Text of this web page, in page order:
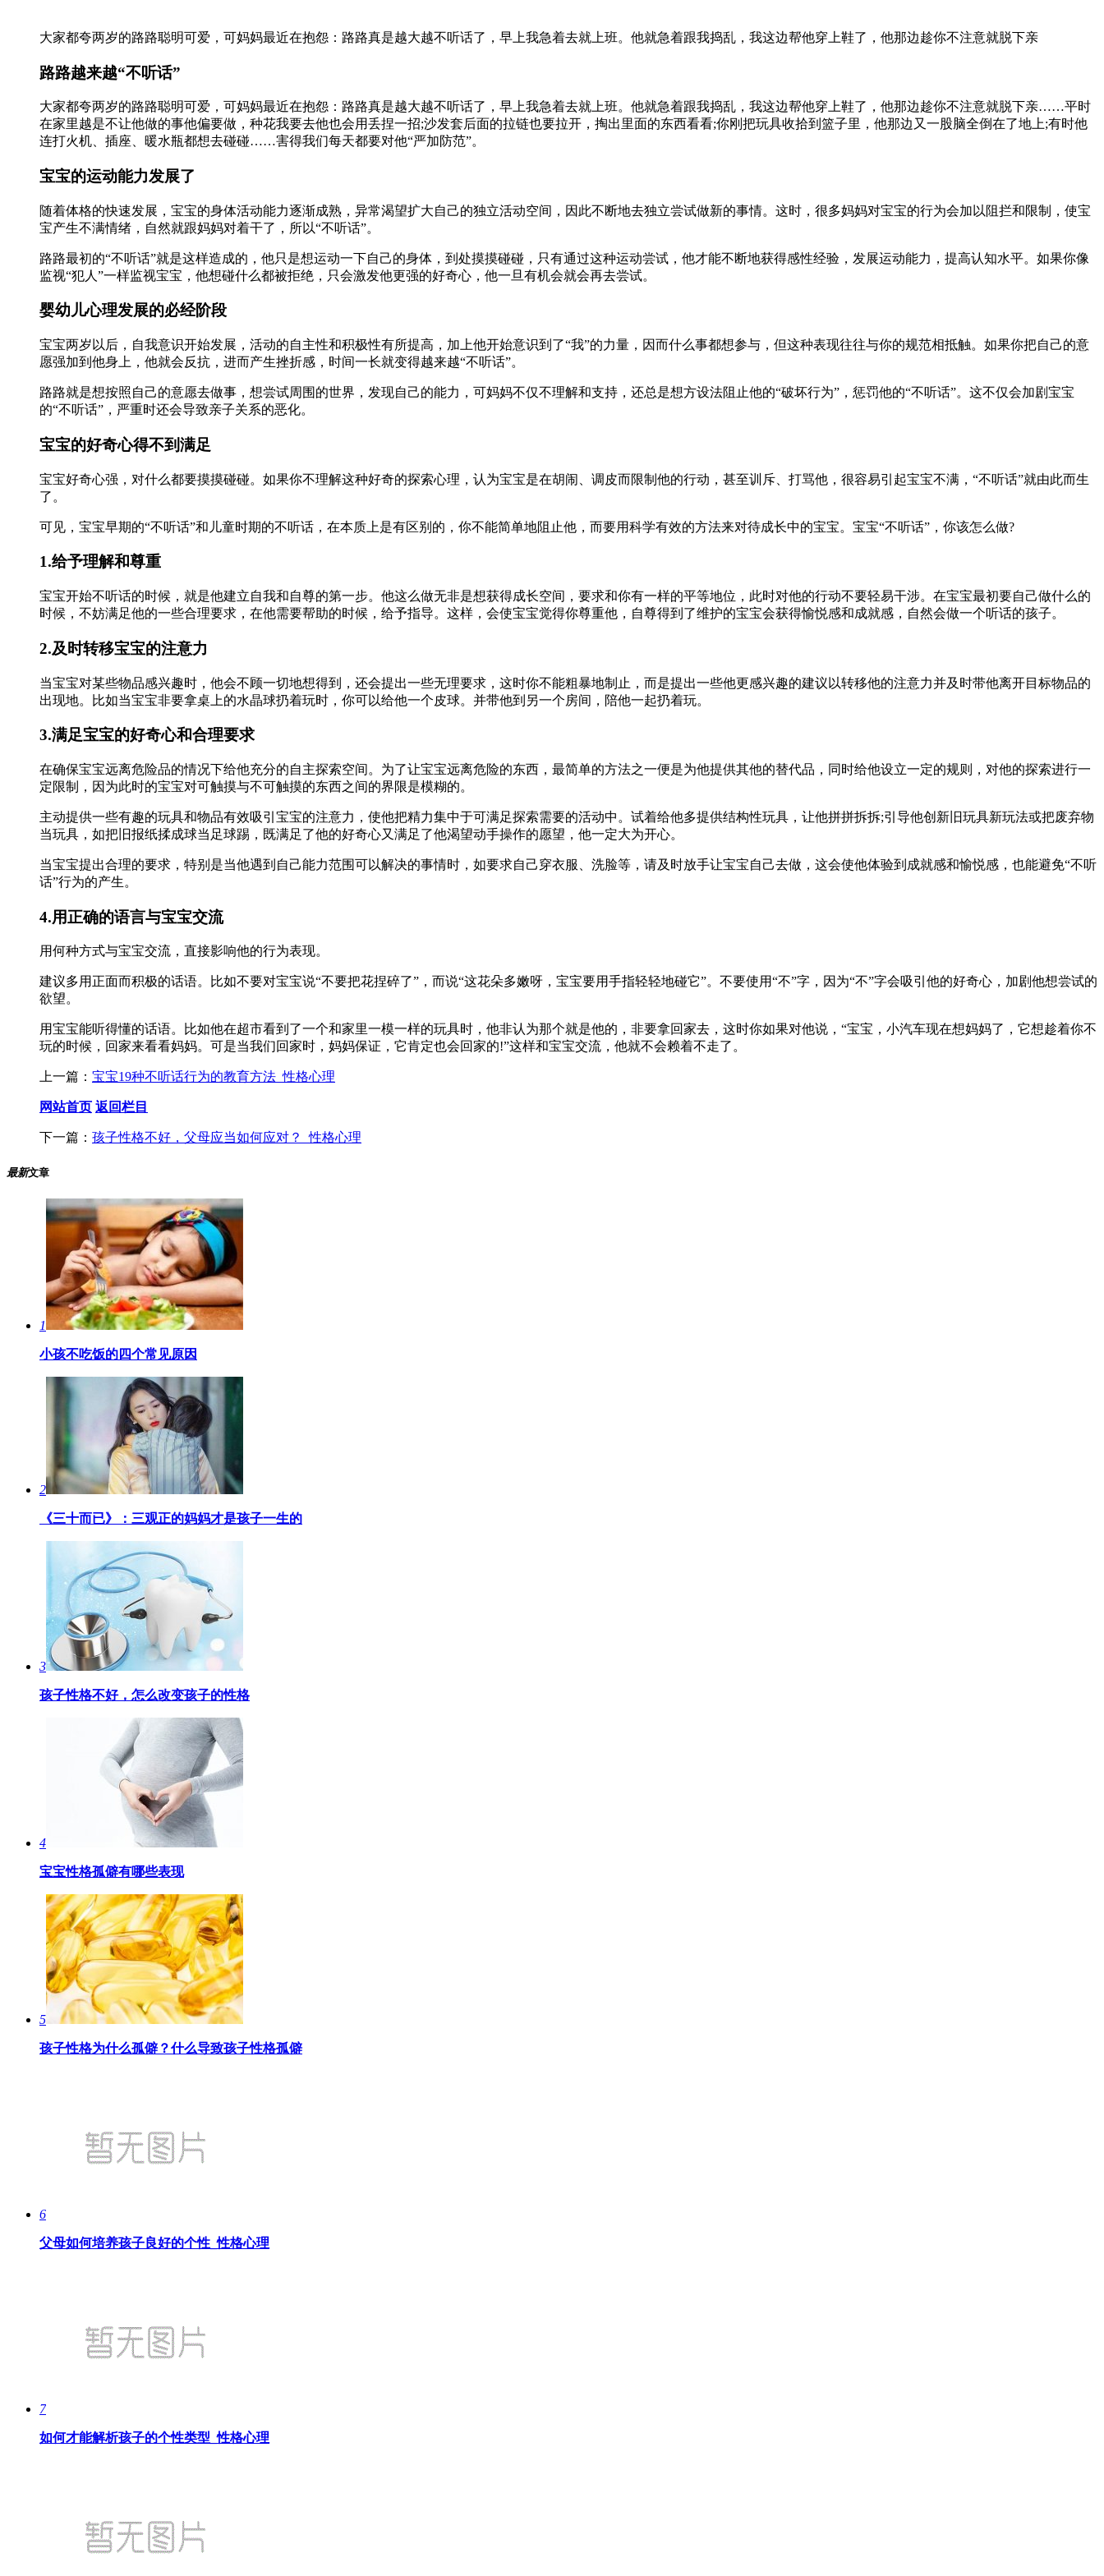
大家都夸两岁的路路聪明可爱，可妈妈最近在抱怨：路路真是越大越不听话了，早上我急着去就上班。他就急着跟我捣乱，我这边帮他穿上鞋了，他那边趁你不注意就脱下亲
路路越来越“不听话”
大家都夸两岁的路路聪明可爱，可妈妈最近在抱怨：路路真是越大越不听话了，早上我急着去就上班。他就急着跟我捣乱，我这边帮他穿上鞋了，他那边趁你不注意就脱下亲……平时
在家里越是不让他做的事他偏要做，种花我要去他也会用丢捏一招;沙发套后面的拉链也要拉开，掏出里面的东西看看;你刚把玩具收拾到篮子里，他那边又一股脑全倒在了地上;有时他
连打火机、插座、暖水瓶都想去碰碰……害得我们每天都要对他“严加防范”。
宝宝的运动能力发展了
随着体格的快速发展，宝宝的身体活动能力逐渐成熟，异常渴望扩大自己的独立活动空间，因此不断地去独立尝试做新的事情。这时，很多妈妈对宝宝的行为会加以阻拦和限制，使宝
宝产生不满情绪，自然就跟妈妈对着干了，所以“不听话”。
路路最初的“不听话”就是这样造成的，他只是想运动一下自己的身体，到处摸摸碰碰，只有通过这种运动尝试，他才能不断地获得感性经验，发展运动能力，提高认知水平。如果你像
监视“犯人”一样监视宝宝，他想碰什么都被拒绝，只会激发他更强的好奇心，他一旦有机会就会再去尝试。
婴幼儿心理发展的必经阶段
宝宝两岁以后，自我意识开始发展，活动的自主性和积极性有所提高，加上他开始意识到了“我”的力量，因而什么事都想参与，但这种表现往往与你的规范相抵触。如果你把自己的意
愿强加到他身上，他就会反抗，进而产生挫折感，时间一长就变得越来越“不听话”。
路路就是想按照自己的意愿去做事，想尝试周围的世界，发现自己的能力，可妈妈不仅不理解和支持，还总是想方设法阻止他的“破坏行为”，惩罚他的“不听话”。这不仅会加剧宝宝
的“不听话”，严重时还会导致亲子关系的恶化。
宝宝的好奇心得不到满足
宝宝好奇心强，对什么都要摸摸碰碰。如果你不理解这种好奇的探索心理，认为宝宝是在胡闹、调皮而限制他的行动，甚至训斥、打骂他，很容易引起宝宝不满，“不听话”就由此而生
了。
可见，宝宝早期的“不听话”和儿童时期的不听话，在本质上是有区别的，你不能简单地阻止他，而要用科学有效的方法来对待成长中的宝宝。宝宝“不听话”，你该怎么做?
1.给予理解和尊重
宝宝开始不听话的时候，就是他建立自我和自尊的第一步。他这么做无非是想获得成长空间，要求和你有一样的平等地位，此时对他的行动不要轻易干涉。在宝宝最初要自己做什么的
时候，不妨满足他的一些合理要求，在他需要帮助的时候，给予指导。这样，会使宝宝觉得你尊重他，自尊得到了维护的宝宝会获得愉悦感和成就感，自然会做一个听话的孩子。
2.及时转移宝宝的注意力
当宝宝对某些物品感兴趣时，他会不顾一切地想得到，还会提出一些无理要求，这时你不能粗暴地制止，而是提出一些他更感兴趣的建议以转移他的注意力并及时带他离开目标物品的
出现地。比如当宝宝非要拿桌上的水晶球扔着玩时，你可以给他一个皮球。并带他到另一个房间，陪他一起扔着玩。
3.满足宝宝的好奇心和合理要求
在确保宝宝远离危险品的情况下给他充分的自主探索空间。为了让宝宝远离危险的东西，最简单的方法之一便是为他提供其他的替代品，同时给他设立一定的规则，对他的探索进行一
定限制，因为此时的宝宝对可触摸与不可触摸的东西之间的界限是模糊的。
主动提供一些有趣的玩具和物品有效吸引宝宝的注意力，使他把精力集中于可满足探索需要的活动中。试着给他多提供结构性玩具，让他拼拼拆拆;引导他创新旧玩具新玩法或把废弃物
当玩具，如把旧报纸揉成球当足球踢，既满足了他的好奇心又满足了他渴望动手操作的愿望，他一定大为开心。
当宝宝提出合理的要求，特别是当他遇到自己能力范围可以解决的事情时，如要求自己穿衣服、洗脸等，请及时放手让宝宝自己去做，这会使他体验到成就感和愉悦感，也能避免“不听
话”行为的产生。
4.用正确的语言与宝宝交流
用何种方式与宝宝交流，直接影响他的行为表现。
建议多用正面而积极的话语。比如不要对宝宝说“不要把花捏碎了”，而说“这花朵多嫩呀，宝宝要用手指轻轻地碰它”。不要使用“不”字，因为“不”字会吸引他的好奇心，加剧他想尝试的
欲望。
用宝宝能听得懂的话语。比如他在超市看到了一个和家里一模一样的玩具时，他非认为那个就是他的，非要拿回家去，这时你如果对他说，“宝宝，小汽车现在想妈妈了，它想趁着你不
玩的时候，回家来看看妈妈。可是当我们回家时，妈妈保证，它肯定也会回家的!”这样和宝宝交流，他就不会赖着不走了。
上一篇： 宝宝19种不听话行为的教育方法_性格心理
网站首页 返回栏目
下一篇： 孩子性格不好，父母应当如何应对？_性格心理
最新文章
1
小孩不吃饭的四个常见原因
2
《三十而已》：三观正的妈妈才是孩子一生的
3
孩子性格不好，怎么改变孩子的性格
4
宝宝性格孤僻有哪些表现
5
孩子性格为什么孤僻？什么导致孩子性格孤僻
6
父母如何培养孩子良好的个性_性格心理
7
如何才能解析孩子的个性类型_性格心理